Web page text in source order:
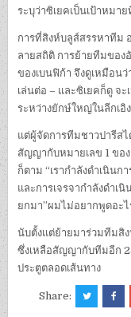
ระบุว่าซิเยคเป็นเป้าหมา
การที่สิงห์บลูส์สรรหาทีม
ลายสถิติ การย้ายทีมของ
ของเบนฟิก้า จึงดูเหมือน
เล่นต่อ – และซิเยคก็ดู จ
ระหว่างยักษ์ใหญ่ในลีกเอิ
แต่ผู้จัดการทีมชาวปารีส
สัญญากับหมายเลข 1 ของ
ก็ตาม “เรากําลังดําเนินก
และการเจรจากําลังดําเ
ยกมา”ผมไม่อยากพูดอะไ
นับตั้งแต่ย้ายมาร่วมทีมสิ
ซึ่งเหลือสัญญากับทีมอีก
ประตูตลอดเส้นทาง
Share: